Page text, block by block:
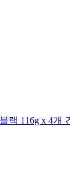
랙 116g x 4개